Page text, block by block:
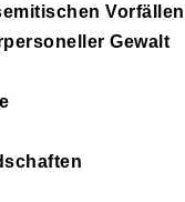
Vorfällen
Gewalt